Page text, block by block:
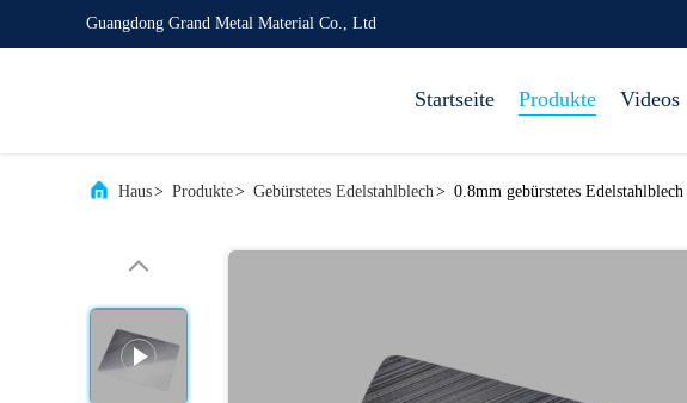
Guangdong Grand Metal Material Co., Ltd
Startseite Produkte Videos
Haus> Produkte> Gebürstetes Edelstahlblech> 0.8mm gebürstetes